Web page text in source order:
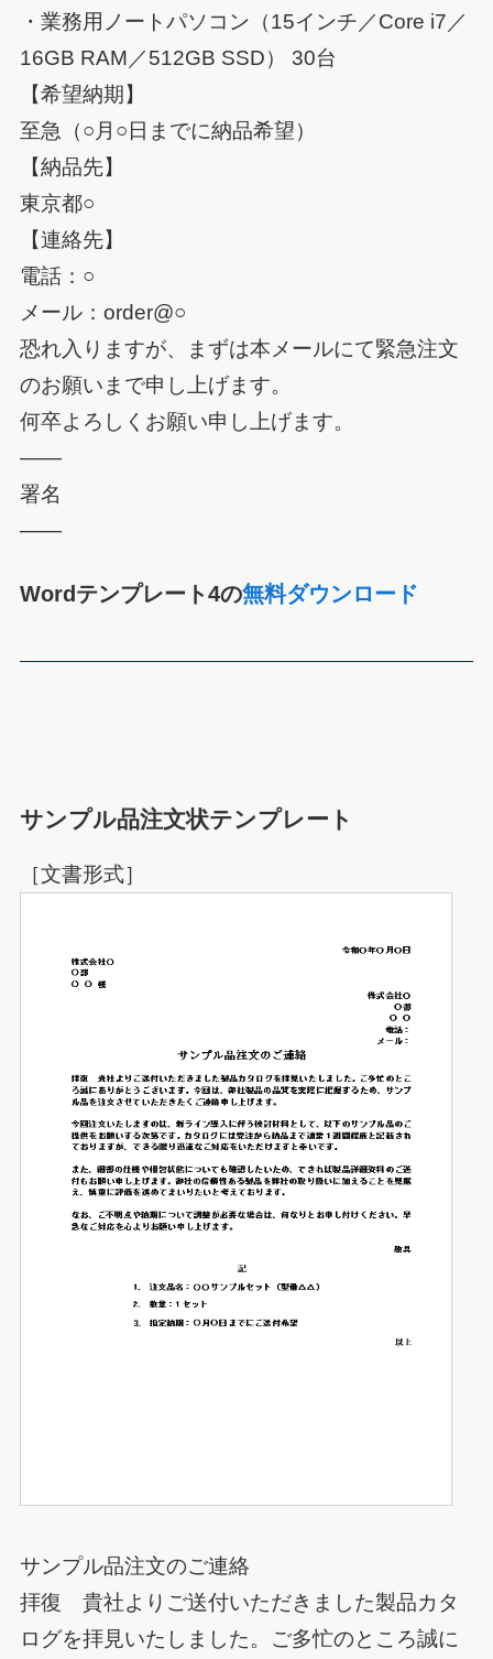
・業務用ノートパソコン（15インチ／Core i7／
16GB RAM／512GB SSD） 30台
【希望納期】
至急（○月○日までに納品希望）
【納品先】
東京都○
【連絡先】
電話：○
メール：order@○
恐れ入りますが、まずは本メールにて緊急注文
のお願いまで申し上げます。
何卒よろしくお願い申し上げます。
――
署名
――
Wordテンプレート4の無料ダウンロード
サンプル品注文状テンプレート
［文書形式］
サンプル品注文のご連絡
拝復 貴社よりご送付いただきました製品カタ
ログを拝見いたしました。ご多忙のところ誠に